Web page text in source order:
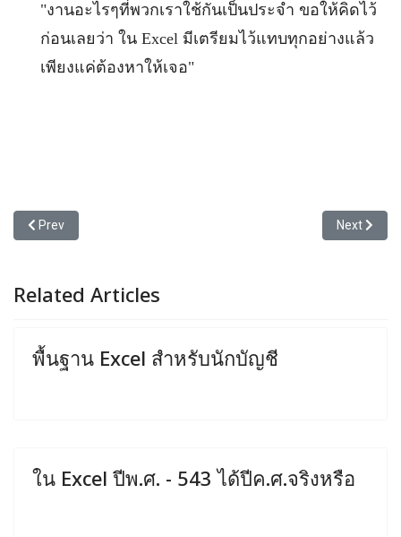
"งานอะไรๆที่พวกเราใช้กันเป็นประจำ ขอให้คิดไว้
ก่อนเลยว่า ใน Excel มีเตรียมไว้แทบทุกอย่างแล้ว
เพียงแค่ต้องหาให้เจอ"
Previous article: จะเลือกใช้ Excel รุ่นไหนดี เอาแค่ใช้งานได้ ไม่ต้อง
Prev Next
Next
Related Articles
พื้นฐาน Excel สำหรับนักบัญชี
ใน Excel ปีพ.ศ. - 543 ได้ปีค.ศ.จริงหรือ